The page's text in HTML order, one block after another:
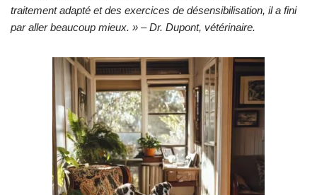
traitement adapté et des exercices de désensibilisation, il a fini
par aller beaucoup mieux. » – Dr. Dupont, vétérinaire.